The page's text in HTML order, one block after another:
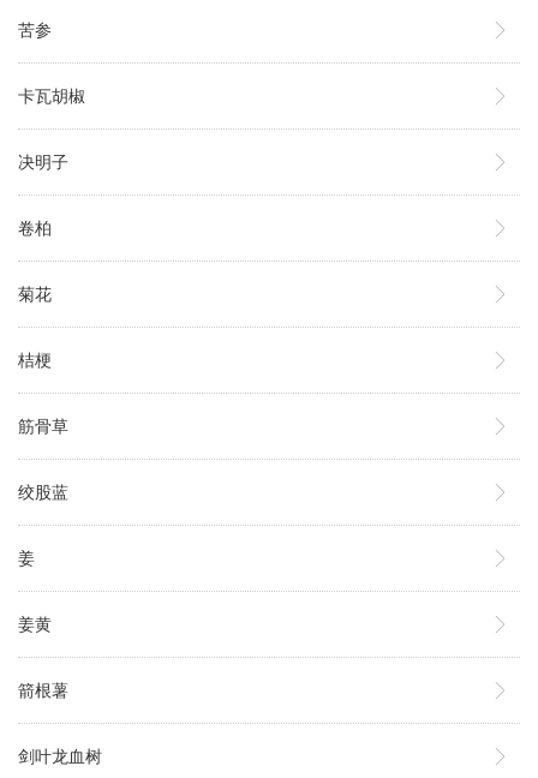
苦参
卡瓦胡椒
决明子
卷柏
菊花
桔梗
筋骨草
绞股蓝
姜
姜黄
箭根薯
剑叶龙血树